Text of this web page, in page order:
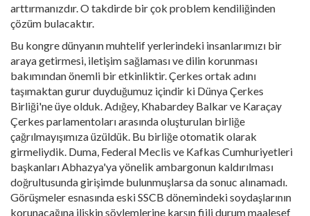
arttırmanızdır. O takdirde bir çok problem kendiliğinden
çözüm bulacaktır.
Bu kongre dünyanın muhtelif yerlerindeki insanlarımızı bir
araya getirmesi, iletişim sağlaması ve dilin korunması
bakımından önemli bir etkinliktir. Çerkes ortak adını
taşımaktan gurur duyduğumuz içindir ki Dünya Çerkes
Birliği'ne üye olduk. Adığey, Khabardey Balkar ve Karaçay
Çerkes parlamentoları arasında oluşturulan birliğe
çağrılmayışımıza üzüldük. Bu birliğe otomatik olarak
girmeliydik. Duma, Federal Meclis ve Kafkas Cumhuriyetleri
başkanları Abhazya'ya yönelik ambargonun kaldırılması
doğrultusunda girişimde bulunmuşlarsa da sonuc alınamadı.
Görüşmeler esnasında eski SSCB dönemindeki soydaşlarının
korunacağına ilişkin söylemlerine karşın fiili durum maalesef